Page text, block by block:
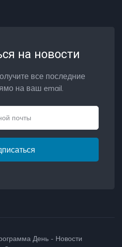
на новости
все последние
на ваш email.
День - Новости